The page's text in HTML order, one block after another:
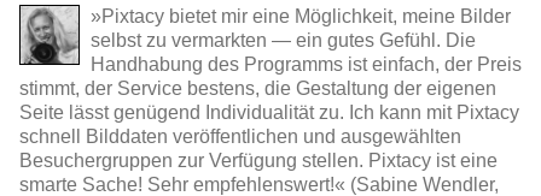
»Pixtacy bietet mir eine Möglichkeit, meine Bilder
selbst zu vermarkten — ein gutes Gefühl. Die
Handhabung des Programms ist einfach, der Preis
stimmt, der Service bestens, die Gestaltung der eigenen
Seite lässt genügend Individualität zu. Ich kann mit Pixtacy
schnell Bilddaten veröffentlichen und ausgewählten
Besuchergruppen zur Verfügung stellen. Pixtacy ist eine
smarte Sache! Sehr empfehlenswert!« (Sabine Wendler,